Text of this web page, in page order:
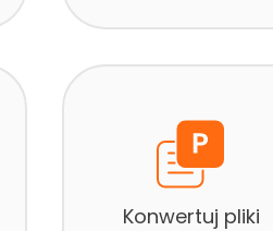
Konwertuj pliki